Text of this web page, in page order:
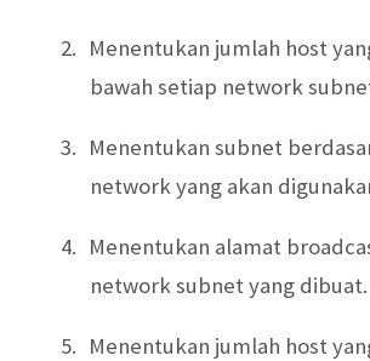
2. Menentukan jumlah host
bawah setiap network
3. Menentukan subnet
network yang akan
4. Menentukan alamat
network subnet yang dibuat.
5. Menentukan jumlah host